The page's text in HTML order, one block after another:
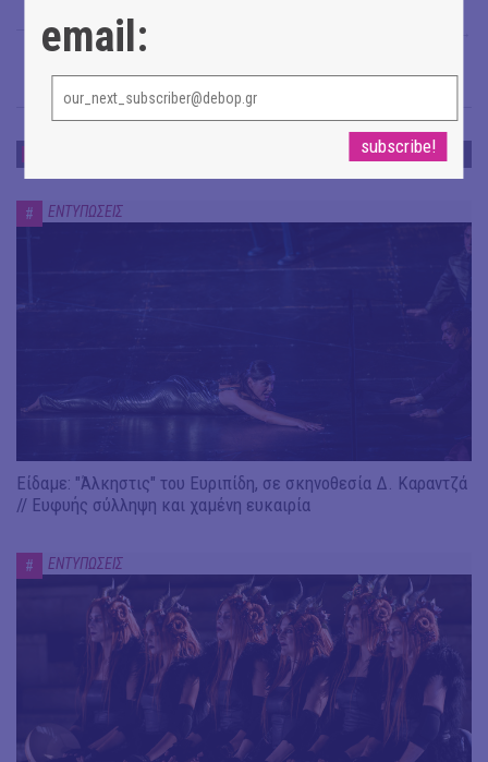
# ΕΝΤΥΠΩΣΕΙΣ
Είδαμε: "Άλκηστις" του Ευριπίδη, σε σκηνοθεσία Δ. Καραντζά
// Ευφυής σύλληψη και χαμένη ευκαιρία
# ΕΝΤΥΠΩΣΕΙΣ
email: